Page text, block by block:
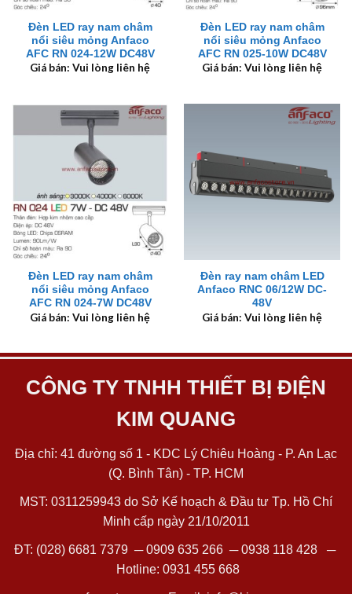
Đèn LED ray nam châm
nổi siêu mỏng Anfaco
AFC RN 024-12W DC48V
Giá bán: Vui lòng liên hệ
Đèn LED ray nam châm
nổi siêu mỏng Anfaco
AFC RN 025-10W DC48V
Giá bán: Vui lòng liên hệ
Đèn LED ray nam châm
nổi siêu mỏng Anfaco
AFC RN 024-7W DC48V
Giá bán: Vui lòng liên hệ
Đèn ray nam châm LED
Anfaco RNC 06/12W DC-
48V
Giá bán: Vui lòng liên hệ
CÔNG TY TNHH THIẾT BỊ ĐIỆN
KIM QUANG
Địa chỉ: 41 đường số 1 - KDC Lý Chiêu Hoàng - P. An Lạc
(Q. Bình Tân) - TP. HCM
MST: 0311259943 do Sở Kế hoạch & Đầu tư Tp. Hồ Chí
Minh cấp ngày 21/10/2011
ĐT: (028) 6681 7379 ─0909 635 266─0938 118 428─
Hotline: 0931 455 668